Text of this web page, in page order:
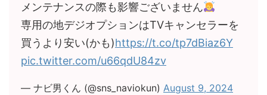
メンテナンスの際も影響ございません
専用の地デジオプションはTVキャンセラーを
買うより安い(かも)https://t.co/tp7dBiaz6Y
pic.twitter.com/u66qdU84zv
— ナビ男くん (@sns_naviokun) August 9, 2024